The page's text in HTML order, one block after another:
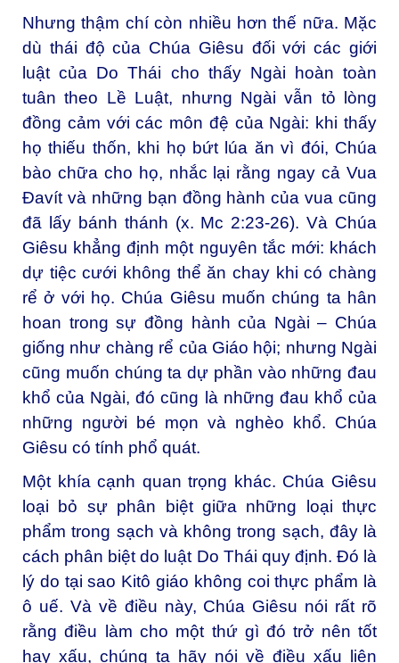
Nhưng thậm chí còn nhiều hơn thế nữa. Mặc
dù thái độ của Chúa Giêsu đối với các giới
luật của Do Thái cho thấy Ngài hoàn toàn
tuân theo Lề Luật, nhưng Ngài vẫn tỏ lòng
đồng cảm với các môn đệ của Ngài: khi thấy
họ thiếu thốn, khi họ bứt lúa ăn vì đói, Chúa
bào chữa cho họ, nhắc lại rằng ngay cả Vua
Đavít và những bạn đồng hành của vua cũng
đã lấy bánh thánh (x. Mc 2:23-26). Và Chúa
Giêsu khẳng định một nguyên tắc mới: khách
dự tiệc cưới không thể ăn chay khi có chàng
rể ở với họ. Chúa Giêsu muốn chúng ta hân
hoan trong sự đồng hành của Ngài – Chúa
giống như chàng rể của Giáo hội; nhưng Ngài
cũng muốn chúng ta dự phần vào những đau
khổ của Ngài, đó cũng là những đau khổ của
những người bé mọn và nghèo khổ. Chúa
Giêsu có tính phổ quát.
Một khía cạnh quan trọng khác. Chúa Giêsu
loại bỏ sự phân biệt giữa những loại thực
phẩm trong sạch và không trong sạch, đây là
cách phân biệt do luật Do Thái quy định. Đó là
lý do tại sao Kitô giáo không coi thực phẩm là
ô uế. Và về điều này, Chúa Giêsu nói rất rõ
rằng điều làm cho một thứ gì đó trở nên tốt
hay xấu, chúng ta hãy nói về điều xấu liên